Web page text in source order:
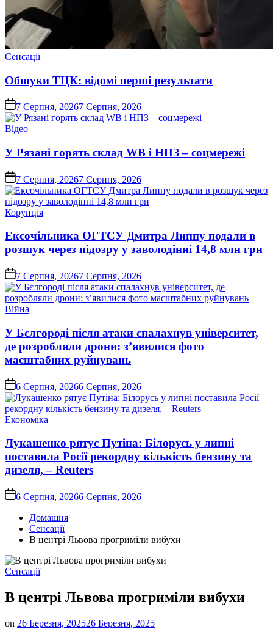
Опублікувати
Сенсації
Обшуки ТЦК: відомі перші результати
on 7 Серпня, 20267 Серпня, 2026
Опублікувати
Відео
У Рязані горять склад WB і НПЗ – соцмережі
on 7 Серпня, 20267 Серпня, 2026
Опублікувати
Корупція
Ексочільника ОГТСУ Дмитра Липпу подали в
розшук через підозру у заволодінні 14,8 млн грн
on 7 Серпня, 20267 Серпня, 2026
Опублікувати
Війна
У Бєлгороді після атаки спалахнув університет,
де розробляли дрони: з’явилися фото
масштабних руйнувань
on6 Серпня, 20266 Серпня, 2026
Опублікувати
Економіка
Лукашенко рятує Путіна: Білорусь у липні
поставила Росії рекордну кількість бензину та
дизеля, – Reuters
on6 Серпня, 20266 Серпня, 2026
Домашня
Сенсації
В центрі Львова прогриміли вибухи
Опублікувати
Сенсації
В центрі Львова прогриміли вибухи
on 26 Березня, 202526 Березня, 2025